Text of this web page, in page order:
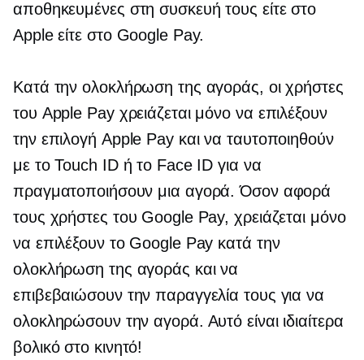
αποθηκευμένες στη συσκευή τους είτε στο
Apple είτε στο Google Pay.
Κατά την ολοκλήρωση της αγοράς, οι χρήστες
του Apple Pay χρειάζεται μόνο να επιλέξουν
την επιλογή Apple Pay και να ταυτοποιηθούν
με το Touch ID ή το Face ID για να
πραγματοποιήσουν μια αγορά. Όσον αφορά
τους χρήστες του Google Pay, χρειάζεται μόνο
να επιλέξουν το Google Pay κατά την
ολοκλήρωση της αγοράς και να
επιβεβαιώσουν την παραγγελία τους για να
ολοκληρώσουν την αγορά. Αυτό είναι ιδιαίτερα
βολικό στο κινητό!